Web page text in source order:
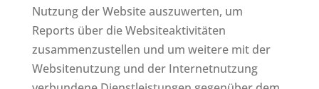
Nutzung der Website auszuwerten, um
Reports über die Websiteaktivitäten
zusammenzustellen und um weitere mit der
Websitenutzung und der Internetnutzung